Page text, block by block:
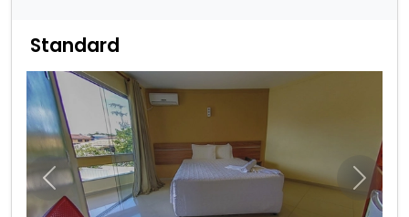
Standard
Anterior